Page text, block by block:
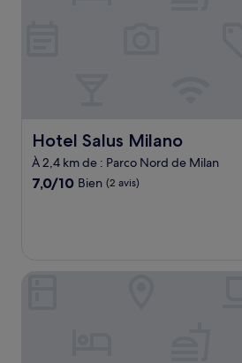
Hotel Salus Milano
Hotel Salus Milano
À 2,4 km de : Parco Nord de Milan
7.0
7,0/10 Bien (2 avis)